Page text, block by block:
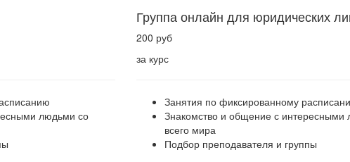
людьми со
Группа онлайн для юридических
200 руб
за курс
Занятия по фиксированному
Знакомство и общение с интересными
всего мира
Подбор преподавателя и группы